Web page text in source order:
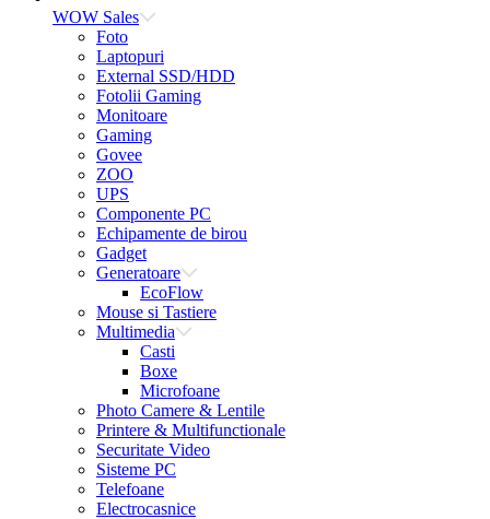
WOW Sales
Foto
Laptopuri
External SSD/HDD
Fotolii Gaming
Monitoare
Gaming
Govee
ZOO
UPS
Componente PC
Echipamente de birou
Gadget
Generatoare
EcoFlow
Mouse si Tastiere
Multimedia
Casti
Boxe
Microfoane
Photo Camere & Lentile
Printere & Multifunctionale
Securitate Video
Sisteme PC
Telefoane
Electrocasnice